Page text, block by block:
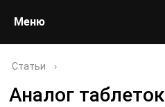
Меню
Статьи ›
Аналог